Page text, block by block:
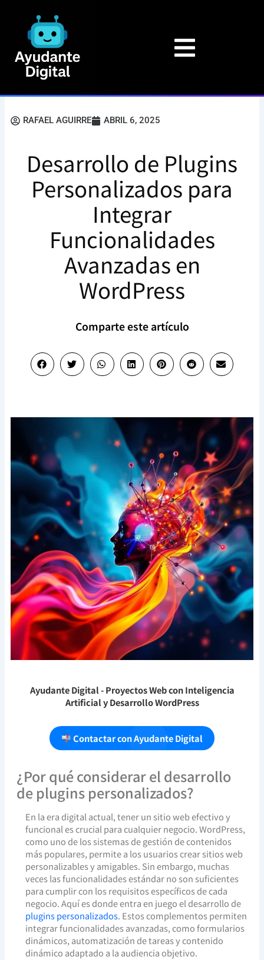
contenido
RAFAEL AGUIRRE ABRIL 6, 2025
Desarrollo de Plugins
Personalizados para
Integrar
Funcionalidades
Avanzadas en
WordPress
Comparte este artículo
Ayudante Digital- Proyectos Web con Inteligencia
Artificial y Desarrollo WordPress
Contactar con Ayudante Digital
¿Por qué considerar el desarrollo
de plugins personalizados?
En la era digital actual, tener un sitio web efectivo y
funcional es crucial para cualquier negocio. WordPress,
como uno de los sistemas de gestión de contenidos
más populares, permite a los usuarios crear sitios web
personalizables y amigables. Sin embargo, muchas
veces las funcionalidades estándar no son suficientes
para cumplir con los requisitos específicos de cada
negocio. Aquí es donde entra en juego el desarrollo de
plugins personalizados. Estos complementos permiten
integrar funcionalidades avanzadas, como formularios
dinámicos, automatización de tareas y contenido
dinámico adaptado a la audiencia objetivo.